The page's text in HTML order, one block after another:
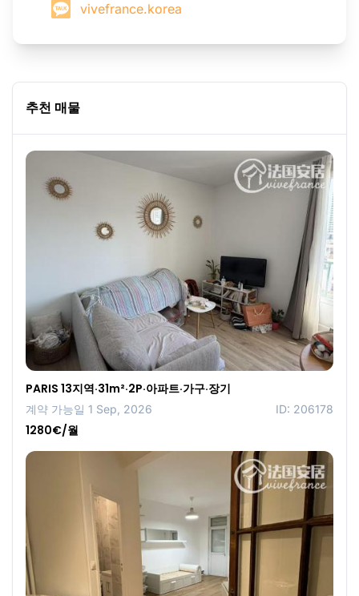
vivefrance.korea
추천 매물
PARIS 13지역·31m²·2P·아파트·가구·장기
계약 가능일 1 Sep, 2026 ID: 206178
1280€/월